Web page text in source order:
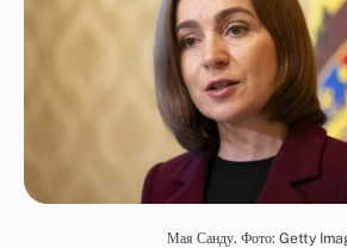
Мая Санду. Фото: Getty